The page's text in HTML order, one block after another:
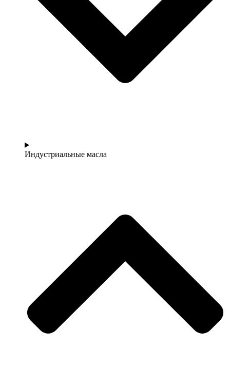
Индустриальные масла